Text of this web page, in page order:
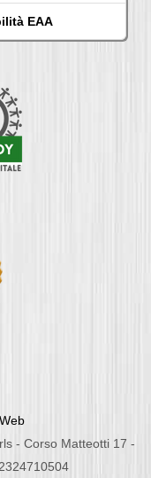
EAA
- Corso Matteotti 17 -